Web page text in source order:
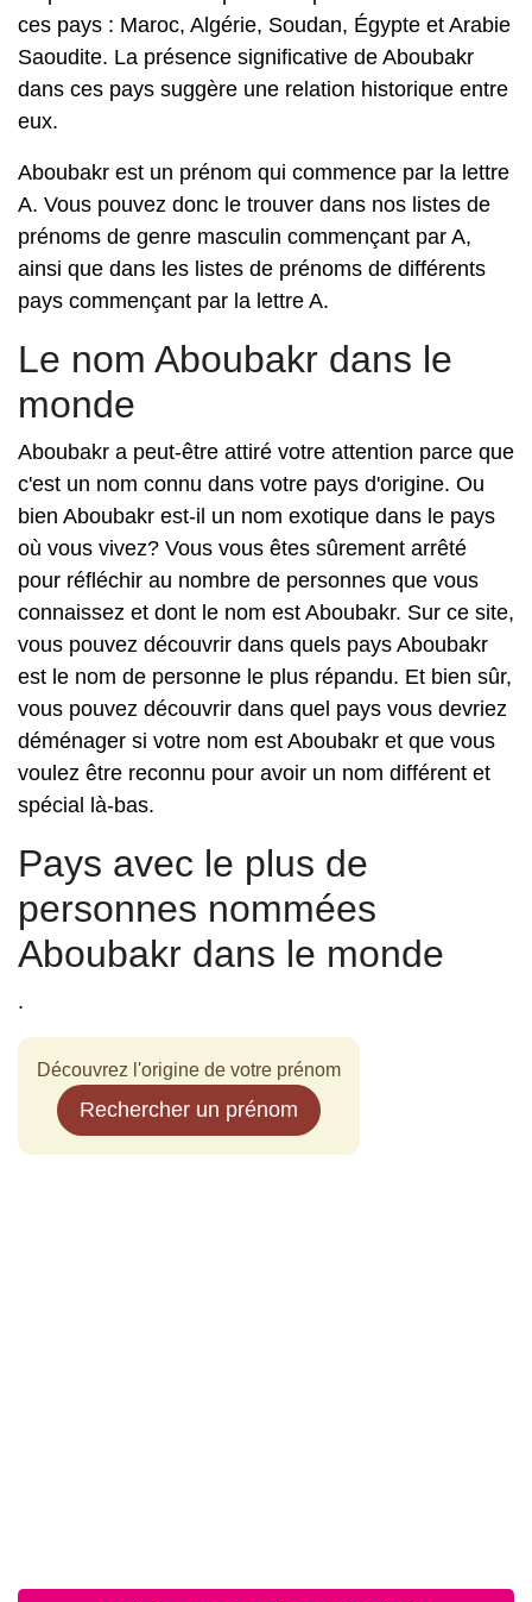
ces pays : Maroc, Algérie, Soudan, Égypte et Arabie
Saoudite. La présence significative de Aboubakr
dans ces pays suggère une relation historique entre
eux.
Aboubakr est un prénom qui commence par la lettre
A. Vous pouvez donc le trouver dans nos listes de
prénoms de genre masculin commençant par A,
ainsi que dans les listes de prénoms de différents
pays commençant par la lettre A.
Le nom Aboubakr dans le
monde
Aboubakr a peut-être attiré votre attention parce que
c'est un nom connu dans votre pays d'origine. Ou
bien Aboubakr est-il un nom exotique dans le pays
où vous vivez? Vous vous êtes sûrement arrêté
pour réfléchir au nombre de personnes que vous
connaissez et dont le nom est Aboubakr. Sur ce site,
vous pouvez découvrir dans quels pays Aboubakr
est le nom de personne le plus répandu. Et bien sûr,
vous pouvez découvrir dans quel pays vous devriez
déménager si votre nom est Aboubakr et que vous
voulez être reconnu pour avoir un nom différent et
spécial là-bas.
Pays avec le plus de
personnes nommées
Aboubakr dans le monde
.
Découvrez l'origine de votre prénom
Rechercher un prénom